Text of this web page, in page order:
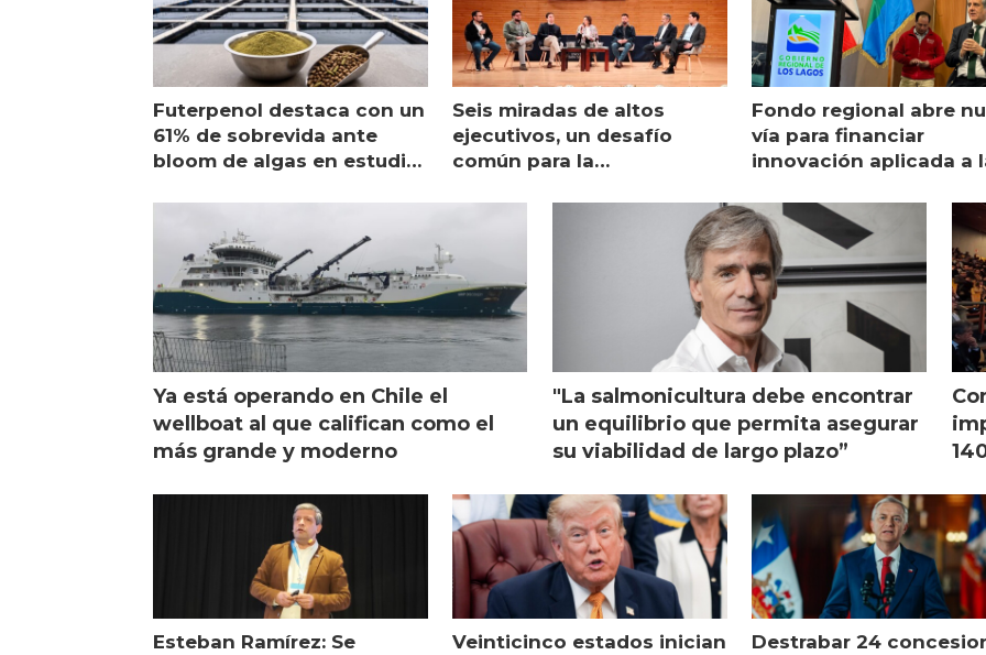
Futerpenol destaca con un
61% de sobrevida ante
bloom de algas en estudio
Seis miradas de altos
ejecutivos, un desafío
común para la
Fondo regional abre
vía para financiar
innovación aplicada a
Ya está operando en Chile el
wellboat al que califican como el
más grande y moderno
"La salmonicultura debe encontrar
un equilibrio que permita asegurar
su viabilidad de largo plazo”
Esteban Ramírez: Se Veinticinco estados inician Destrabar 24